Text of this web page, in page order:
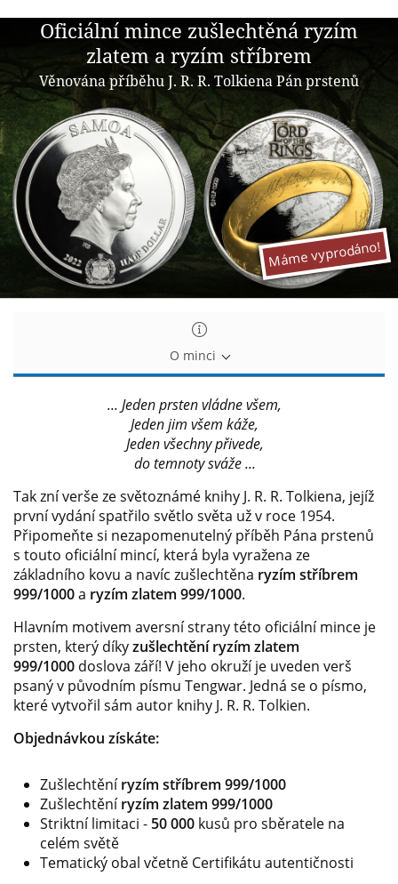
Oficiální
mince
zušlechtěná
ryzím
zlatem
a
ryzím
stříbrem
Oficiální mince zušlechtěná ryzím
zlatem a ryzím stříbrem
Věnována příběhu J. R. R. Tolkiena Pán prstenů
Máme vyprodáno!
O minci
... Jeden prsten vládne všem,
Jeden jim všem káže,
Jeden všechny přivede,
do temnoty sváže ...
Tak zní verše ze světoznámé knihy J. R. R. Tolkiena, jejíž
první vydání spatřilo světlo světa už v roce 1954.
Připomeňte si nezapomenutelný příběh Pána prstenů
s touto oficiální mincí, která byla vyražena ze
základního kovu a navíc zušlechtěna ryzím stříbrem
999/1000a ryzím zlatem 999/1000.
Hlavním motivem aversní strany této oficiální mince je
prsten, který díkyzušlechtění ryzím zlatem
999/1000 doslova září! V jeho okruží je uveden verš
psaný v původním písmu Tengwar. Jedná se o písmo,
které vytvořil sám autor knihy J. R. R. Tolkien.
Objednávkou získáte:
Zušlechtění ryzím stříbrem 999/1000
Zušlechtění ryzím zlatem 999/1000
Striktní limitaci - 50 000 kusů pro sběratele na
celém světě
Tematický obal včetně Certifikátu autentičnosti